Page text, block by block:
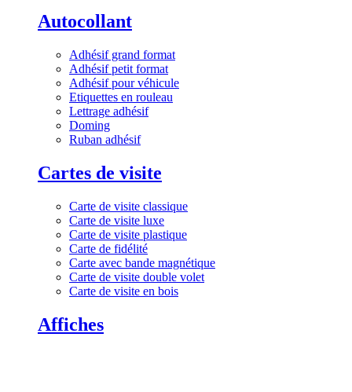
Autocollant
Adhésif grand format
Adhésif petit format
Adhésif pour véhicule
Etiquettes en rouleau
Lettrage adhésif
Doming
Ruban adhésif
Cartes de visite
Carte de visite classique
Carte de visite luxe
Carte de visite plastique
Carte de fidélité
Carte avec bande magnétique
Carte de visite double volet
Carte de visite en bois
Affiches